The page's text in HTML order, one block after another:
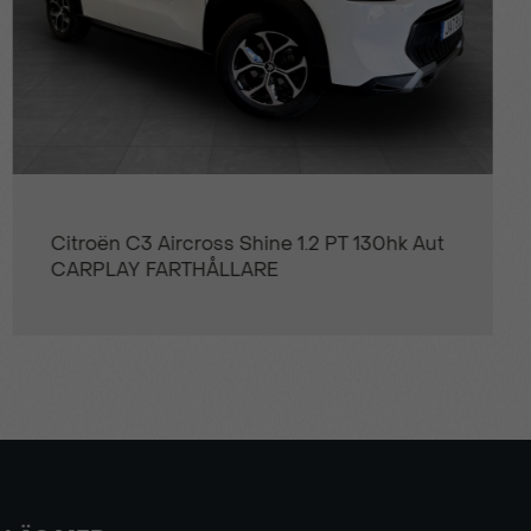
Citroën C3 Aircross Shine 1.2 PT 130hk Aut
CARPLAY FARTHÅLLARE